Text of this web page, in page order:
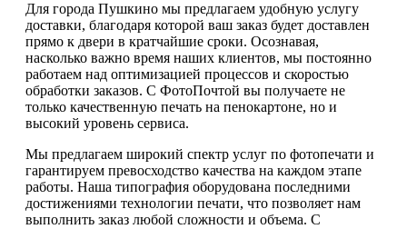
Для города Пушкино мы предлагаем удобную услугу
доставки, благодаря которой ваш заказ будет доставлен
прямо к двери в кратчайшие сроки. Осознавая,
насколько важно время наших клиентов, мы постоянно
работаем над оптимизацией процессов и скоростью
обработки заказов. С ФотоПочтой вы получаете не
только качественную печать на пенокартоне, но и
высокий уровень сервиса.
Мы предлагаем широкий спектр услуг по фотопечати и
гарантируем превосходство качества на каждом этапе
работы. Наша типография оборудована последними
достижениями технологии печати, что позволяет нам
выполнить заказ любой сложности и объема. С